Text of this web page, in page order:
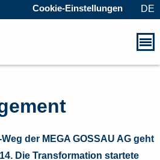
Cookie-Einstellungen DE
der MEGA GOSSAU AG geht
Die Transformation startete